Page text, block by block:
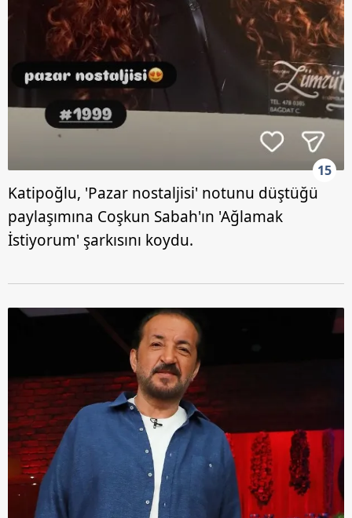
15
Katipoğlu, 'Pazar nostaljisi' notunu düştüğü
paylaşımına Coşkun Sabah'ın 'Ağlamak
İstiyorum' şarkısını koydu.